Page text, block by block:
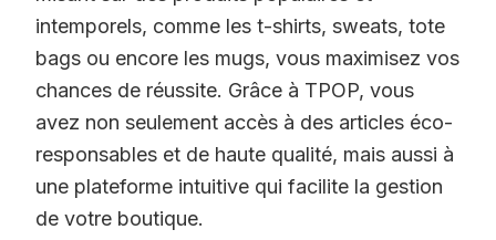
intemporels, comme les t-shirts, sweats, tote
bags ou encore les mugs, vous maximisez vos
chances de réussite. Grâce à TPOP, vous
avez non seulement accès à des articles éco-
responsables et de haute qualité, mais aussi à
une plateforme intuitive qui facilite la gestion
de votre boutique.